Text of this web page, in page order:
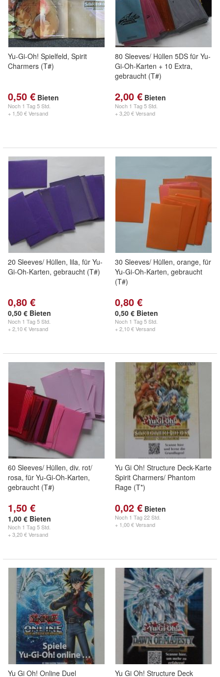
Yu-Gi-Oh! Spielfeld, Spirit
Charmers (T#)
0,50 € Bieten
Noch 1 Tag 5 Std.
+ 1,50 € Versand
80 Sleeves/ Hüllen 5DS für Yu-
Gi-Oh-Karten + 10 Extra,
gebraucht (T#)
2,00 € Bieten
Noch 1 Tag 5 Std.
+ 3,20 € Versand
20 Sleeves/ Hüllen, lila, für Yu-
Gi-Oh-Karten, gebraucht (T#)
0,80 €
0,50 € Bieten
Noch 1 Tag 5 Std.
+ 2,10 € Versand
30 Sleeves/ Hüllen, orange, für
Yu-Gi-Oh-Karten, gebraucht
(T#)
0,80 €
0,50 € Bieten
Noch 1 Tag 5 Std.
+ 2,10 € Versand
60 Sleeves/ Hüllen, div. rot/
rosa, für Yu-Gi-Oh-Karten,
gebraucht (T#)
1,50 €
1,00 € Bieten
Noch 1 Tag 5 Std.
+ 3,20 € Versand
Yu Gi Oh! Structure Deck-Karte
Spirit Charmers/ Phantom
Rage (T*)
0,02 € Bieten
Noch 1 Tag 22 Std.
+ 1,00 € Versand
Yu Gi Oh! Online Duel
Yu Gi Oh! Structure Deck